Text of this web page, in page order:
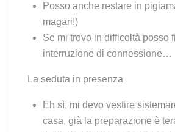
Posso anche restare in
magari!)
Se mi trovo in difficoltà posso
interruzione di connessione…
La seduta in presenza
Eh sì, mi devo vestire
casa, già la preparazione è